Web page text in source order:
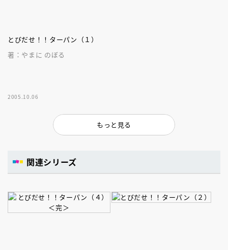
とびだせ！！ターパン（１）
著：やまに のぼる
2005.10.06
もっと見る
関連シリーズ